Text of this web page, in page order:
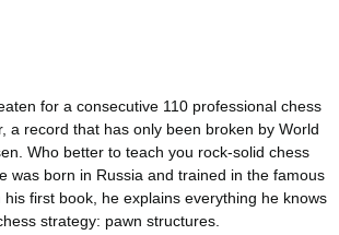
for a consecutive 110 professional chess
a record that has only been broken by World
Who better to teach you rock-solid chess
was born in Russia and trained in the famous
first book, he explains everything he knows
strategy: pawn structures.